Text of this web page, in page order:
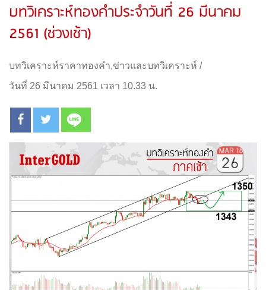
บทวิเคราะห์ทองคำประจำวันที่ 26 มีนาคม
2561 (ช่วงเช้า)
บทวิเคราะห์ราคาทองคำ,ข่าวและบทวิเคราะห์ /
วันที่ 26 มีนาคม 2561 เวลา 10.33 น.